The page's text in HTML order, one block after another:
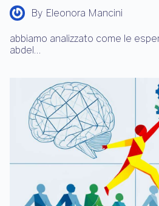
By Eleonora Mancini
abbiamo analizzato come le
abdel…